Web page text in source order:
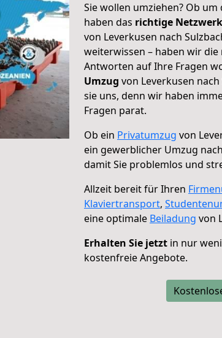
Sie wollen umziehen? Ob
haben das richtige Netzwerk
von Leverkusen nach
weiterwissen – haben wir
Antworten auf Ihre Fragen
Umzug von Leverkusen
sie uns, denn wir haben
Fragen parat.
Ob ein Privatumzug von
ein gewerblicher Umzug
damit Sie problemlos und
Allzeit bereit für Ihren
Klaviertransport,
eine optimale Beiladung von
Erhalten Sie jetzt in nur
kostenfreie Angebote.